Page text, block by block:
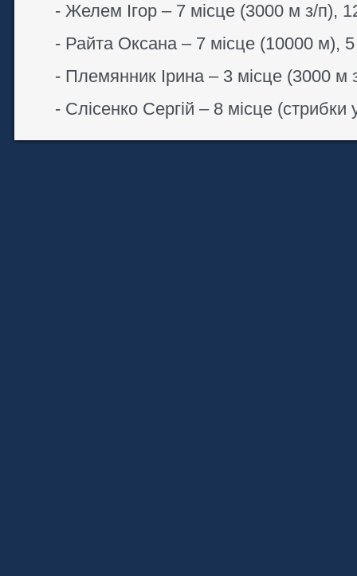
- Желем Ігор – 7 місце (3000 м з/п),
- Райта Оксана – 7 місце (10000 м),
- Племянник Ірина – 3 місце (3000 м
- Слісенко Сергій – 8 місце (стрибки